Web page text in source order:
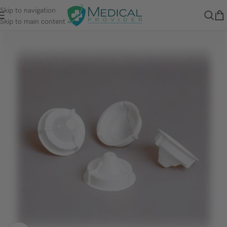
Skip to navigation
Skip to main content